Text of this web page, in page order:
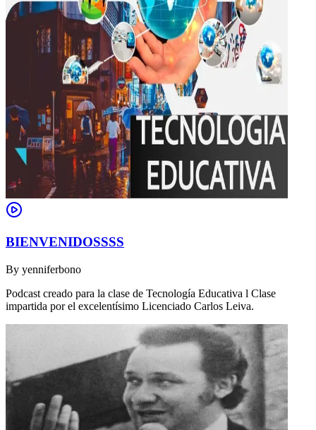
BIENVENIDOSSSS
By yenniferbono
Podcast creado para la clase de Tecnología Educativa l Clase
impartida por el excelentísimo Licenciado Carlos Leiva.